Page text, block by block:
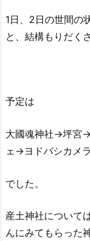
1日、2日の世間の
と、結構もりだく
予定は
大國魂神社→坪宮
ェ→ヨドバシカメラ
でした。
産土神社については
んにみてもらった